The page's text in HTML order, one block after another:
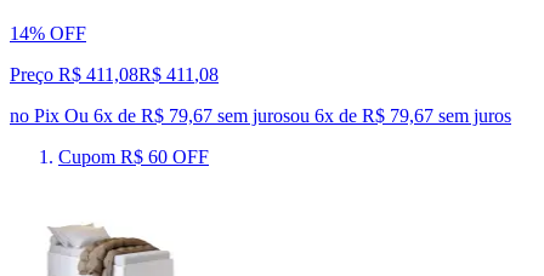
14% OFF
Preço R$ 411,08R$ 411 ,08
no Pix Ou 6x de R$ 79,67 sem jurosou 6x de R$ 79,67 sem juros
Cupom R$ 60 OFF